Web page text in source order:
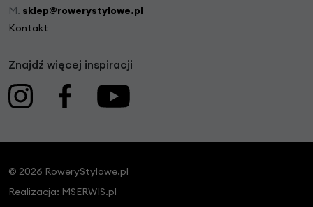
M. sklep@rowerystylowe.pl
Kontakt
Znajdź więcej inspiracji
© 2026 RoweryStylowe.pl
Realizacja: MSERWIS.pl